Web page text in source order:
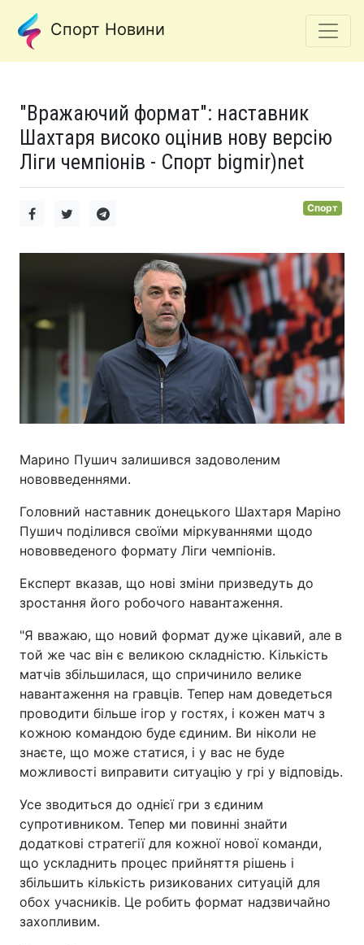
Спорт Новини
"Вражаючий формат": наставник
Шахтаря високо оцінив нову версію
Ліги чемпіонів - Спорт bigmir)net
Спорт
Марино Пушич залишився задоволеним
нововведеннями.
Головний наставник донецького Шахтаря Маріно
Пушич поділився своїми міркуваннями щодо
нововведеного формату Ліги чемпіонів.
Експерт вказав, що нові зміни призведуть до
зростання його робочого навантаження.
"Я вважаю, що новий формат дуже цікавий, але в
той же час він є великою складністю. Кількість
матчів збільшилася, що спричинило велике
навантаження на гравців. Тепер нам доведеться
проводити більше ігор у гостях, і кожен матч з
кожною командою буде єдиним. Ви ніколи не
знаєте, що може статися, і у вас не буде
можливості виправити ситуацію у грі у відповідь.
Усе зводиться до однієї гри з єдиним
супротивником. Тепер ми повинні знайти
додаткові стратегії для кожної нової команди,
що ускладнить процес прийняття рішень і
збільшить кількість ризикованих ситуацій для
обох учасників. Це робить формат надзвичайно
захопливим.